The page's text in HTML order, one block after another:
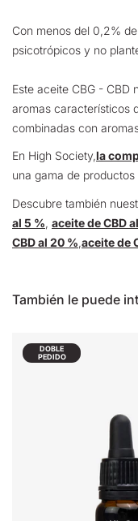
Con menos del 0,2%
psicotrópicos y no
Este aceite CBG - CBD
aromas característicos
combinadas con
En High Society,la
una gama de
Descubre también
al 5 %, aceite de CBD
CBD al 20 %,aceite de
También le puede
DOBLE
PEDIDO